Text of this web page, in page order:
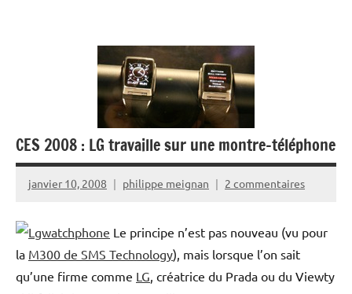
CES 2008 : LG travaille sur une montre-téléphone
janvier 10, 2008 philippe meignan 2 commentaires
Le principe n’est pas nouveau (vu pour
la M300 de SMS Technology), mais lorsque l’on sait
qu’une firme comme LG , créatrice du Prada ou du Viewty